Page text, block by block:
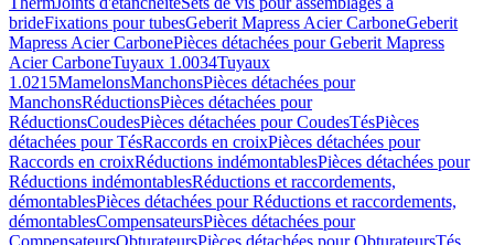
brideFixations pour tubesGeberit Mapress Acier CarboneGeberit
Mapress Acier CarbonePièces détachées pour Geberit Mapress
Acier CarboneTuyaux 1.0034Tuyaux
1.0215MamelonsManchonsPièces détachées pour
ManchonsRéductionsPièces détachées pour
RéductionsCoudesPièces détachées pour CoudesTésPièces
détachées pour TésRaccords en croixPièces détachées pour
Raccords en croixRéductions indémontablesPièces détachées pour
Réductions indémontablesRéductions et raccordements,
démontablesPièces détachées pour Réductions et raccordements,
démontablesCompensateursPièces détachées pour
CompensateursObturateursPièces détachées pour ObturateursTés